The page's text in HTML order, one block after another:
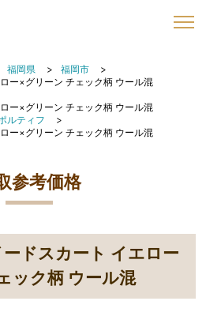
福岡県
福岡市
ー×グリーン チェック柄 ウール混
ー×グリーン チェック柄 ウール混
ルティフ
ー×グリーン チェック柄 ウール混
参考価格
ドスカート イエロー
ック柄 ウール混